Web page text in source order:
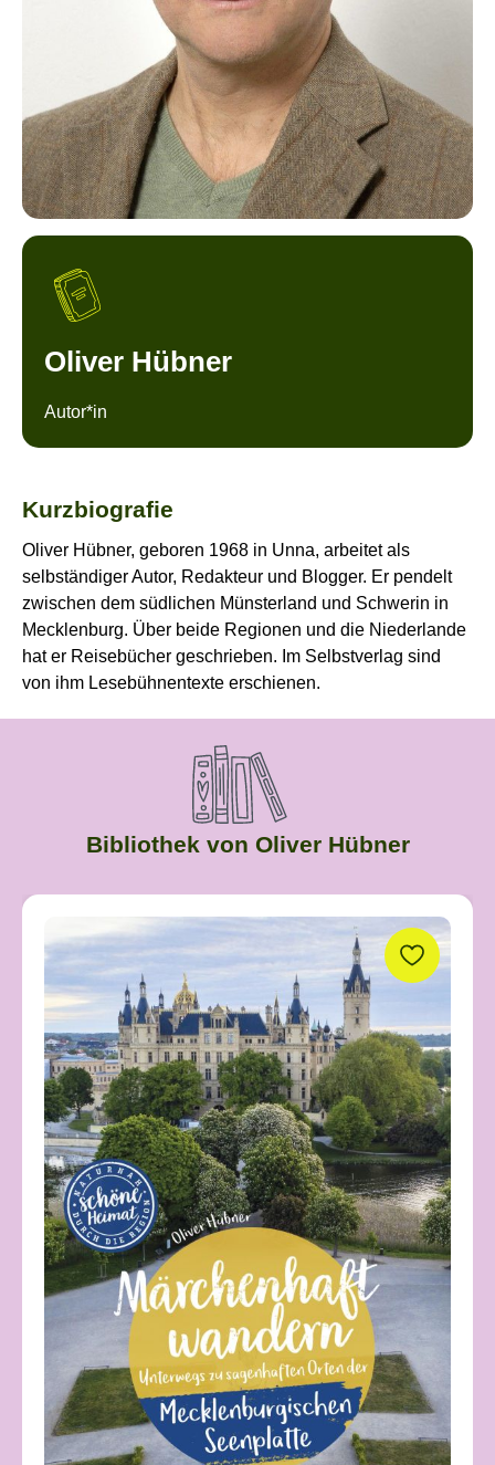
Oliver Hübner
Autor*in
Kurzbiografie
Oliver Hübner, geboren 1968 in Unna, arbeitet als
selbständiger Autor, Redakteur und Blogger. Er pendelt
zwischen dem südlichen Münsterland und Schwerin in
Mecklenburg. Über beide Regionen und die Niederlande
hat er Reisebücher geschrieben. Im Selbstverlag sind
von ihm Lesebühnentexte erschienen.
Bibliothek von Oliver Hübner
Produktgalerie überspringen